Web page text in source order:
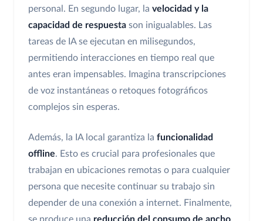
personal. En segundo lugar, la velocidad y la
capacidad de respuesta son inigualables. Las
tareas de IA se ejecutan en milisegundos,
permitiendo interacciones en tiempo real que
antes eran impensables. Imagina transcripciones
de voz instantáneas o retoques fotográficos
complejos sin esperas.
Además, la IA local garantiza la funcionalidad
offline. Esto es crucial para profesionales que
trabajan en ubicaciones remotas o para cualquier
persona que necesite continuar su trabajo sin
depender de una conexión a internet. Finalmente,